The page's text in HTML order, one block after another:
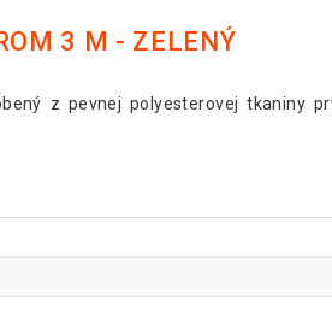
3 M - ZELENÝ
z pevnej polyesterovej tkaniny